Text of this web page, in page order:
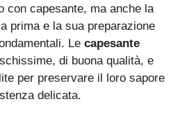
con capesante, ma anche la
prima e la sua preparazione
Le capesante
di buona qualità, e
per preservare il loro sapore
delicata.